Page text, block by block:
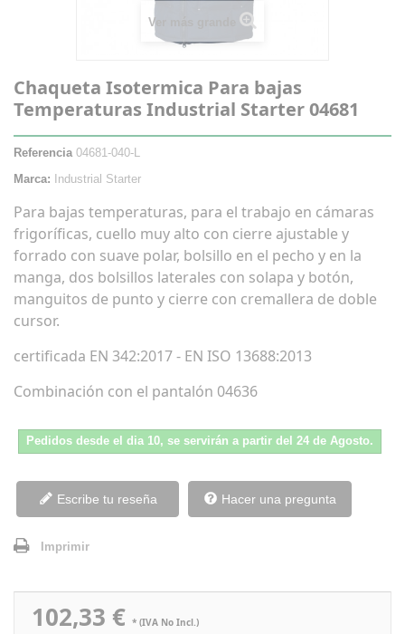
Ver más grande
Chaqueta Isotermica Para bajas
Temperaturas Industrial Starter 04681
Referencia 04681-040-L
Marca:
Industrial Starter
Para bajas temperaturas, para el trabajo en cámaras
frigoríficas, cuello muy alto con cierre ajustable y
forrado con suave polar, bolsillo en el pecho y en la
manga, dos bolsillos laterales con solapa y botón,
manguitos de punto y cierre con cremallera de doble
cursor.
certificada EN 342:2017 - EN ISO 13688:2013​
Combinación con el pantalón 04636
Pedidos desde el dia 10, se servirán a partir del 24 de Agosto.
Escribe tu reseña Hacer una pregunta
Imprimir
102,33 € * (IVA No Incl.)